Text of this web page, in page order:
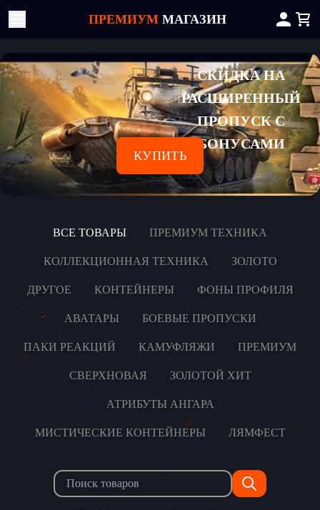
ПРЕМИУМ МАГАЗИН
СКИДКА НА
РАСШИРЕННЫЙ
ПРОПУСК С
БОНУСАМИ
КУПИТЬ
ВСЕ ТОВАРЫ ПРЕМИУМ ТЕХНИКА
КОЛЛЕКЦИОННАЯ ТЕХНИКА ЗОЛОТО
ДРУГОЕ КОНТЕЙНЕРЫ ФОНЫ ПРОФИЛЯ
АВАТАРЫ БОЕВЫЕ ПРОПУСКИ
ПАКИ РЕАКЦИЙ КАМУФЛЯЖИ ПРЕМИУМ
СВЕРХНОВАЯ ЗОЛОТОЙ ХИТ
АТРИБУТЫ АНГАРА
МИСТИЧЕСКИЕ КОНТЕЙНЕРЫ ЛЯМФЕСТ